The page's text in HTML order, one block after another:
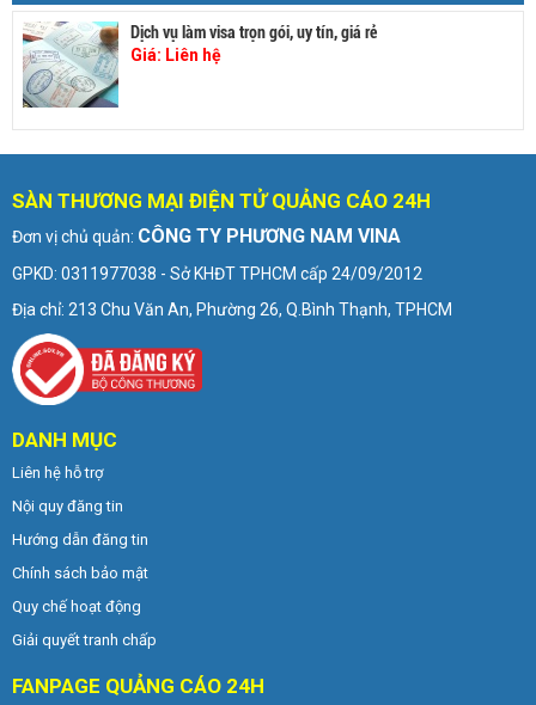
Dịch vụ làm visa trọn gói, uy tín, giá rẻ
Giá: Liên hệ
SÀN THƯƠNG MẠI ĐIỆN TỬ QUẢNG CÁO 24H
Đơn vị chủ quản: CÔNG TY PHƯƠNG NAM VINA
GPKD: 0311977038 - Sở KHĐT TPHCM cấp 24/09/2012
Địa chỉ: 213 Chu Văn An, Phường 26, Q.Bình Thạnh, TPHCM
DANH MỤC
Liên hệ hỗ trợ
Nội quy đăng tin
Hướng dẫn đăng tin
Chính sách bảo mật
Quy chế hoạt động
Giải quyết tranh chấp
FANPAGE QUẢNG CÁO 24H